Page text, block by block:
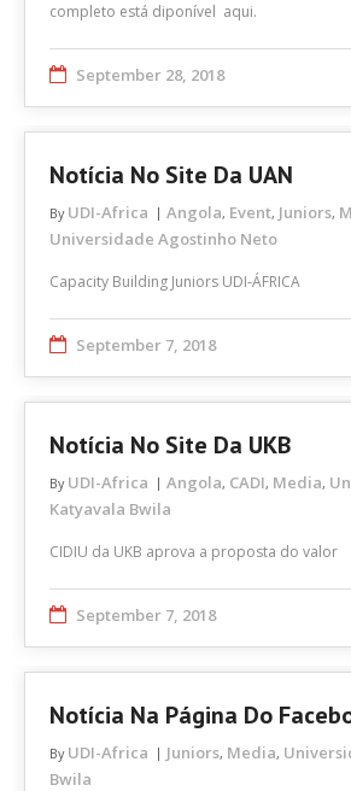
completo está diponível aqui.
September 28, 2018
Notícia No Site Da UAN
By UDI-Africa Angola, Event, Juniors,
Universidade Agostinho Neto
Capacity Building Juniors UDI-ÁFRICA
September 7, 2018
Notícia No Site Da UKB
By UDI-Africa Angola, CADI, Media,
Katyavala Bwila
CIDIU da UKB aprova a proposta do valor
September 7, 2018
Notícia Na Página Do
By UDI-Africa Juniors, Media,
Bwila